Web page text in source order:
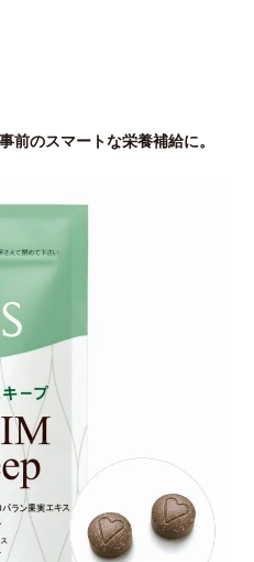
前のスマートな栄養補給に。